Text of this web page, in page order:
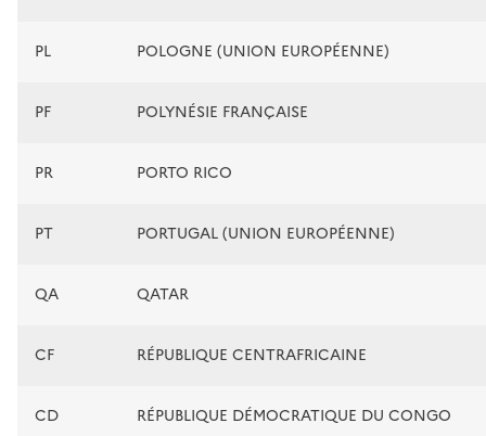
PL POLOGNE (UNION EUROPÉENNE)
PF POLYNÉSIE FRANÇAISE
PR PORTO RICO
PT PORTUGAL (UNION EUROPÉENNE)
QA QATAR
CF RÉPUBLIQUE CENTRAFRICAINE
CD RÉPUBLIQUE DÉMOCRATIQUE DU CONGO